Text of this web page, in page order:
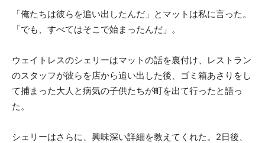
「俺たちは彼らを追い出したんだ」とマットは私に言った。
「でも、すべてはそこで始まったんだ」。
ウェイトレスのシェリーはマットの話を裏付け、レストラン
のスタッフが彼らを店から追い出した後、ゴミ箱あさりをし
て捕まった大人と病気の子供たちが町を出て行ったと語っ
た。
シェリーはさらに、興味深い詳細を教えてくれた。2日後、